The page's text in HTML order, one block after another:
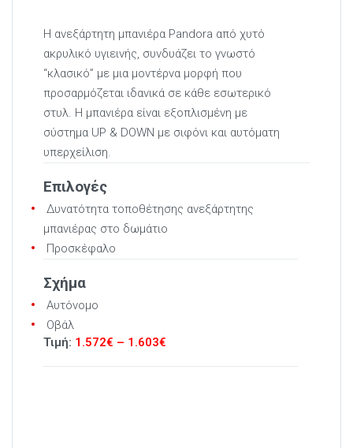
Η ανεξάρτητη μπανιέρα Pandora από χυτό
ακρυλικό υγιεινής, συνδυάζει το γνωστό
“κλασικό” με μια μοντέρνα μορφή που
προσαρμόζεται ιδανικά σε κάθε εσωτερικό
στυλ. Η μπανιέρα είναι εξοπλισμένη με
σύστημα UP & DOWN με σιφόνι και αυτόματη
υπερχείλιση.
Επιλογές
Δυνατότητα τοποθέτησης ανεξάρτητης
μπανιέρας στο δωμάτιο
Προσκέφαλο
Σχήμα
Αυτόνομο
Οβάλ
Τιμή: 1.572€ – 1.603€